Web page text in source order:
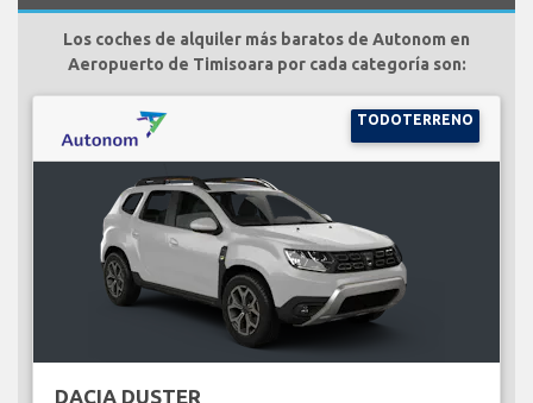
Los coches de alquiler más baratos de Autonom en
Aeropuerto de Timisoara por cada categoría son:
TODOTERRENO
DACIA DUSTER